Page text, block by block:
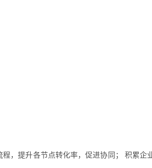
，提升各节点转化率，促进协同； 积累